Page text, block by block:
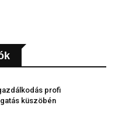
profi
küszöbén